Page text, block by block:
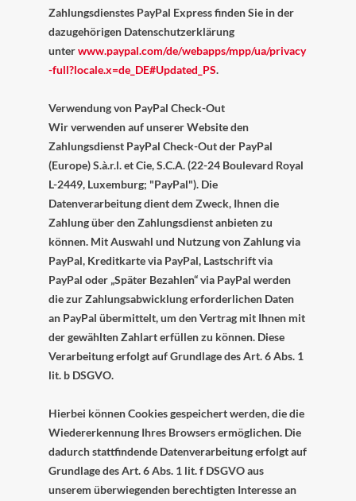
Zahlungsdienstes PayPal Express finden Sie in der
dazugehörigen Datenschutzerklärung
unterwww.paypal.com/de/webapps/mpp/ua/privacy
-full?locale.x=de_DE#Updated_PS.
Verwendung von PayPal Check-Out
Wir verwenden auf unserer Website den
Zahlungsdienst PayPal Check-Out der PayPal
(Europe) S.à.r.l. et Cie, S.C.A. (22-24 Boulevard Royal
L-2449, Luxemburg; "PayPal"). Die
Datenverarbeitung dient dem Zweck, Ihnen die
Zahlung über den Zahlungsdienst anbieten zu
können. Mit Auswahl und Nutzung von Zahlung via
PayPal, Kreditkarte via PayPal, Lastschrift via
PayPal oder „Später Bezahlen“ via PayPal werden
die zur Zahlungsabwicklung erforderlichen Daten
an PayPal übermittelt, um den Vertrag mit Ihnen mit
der gewählten Zahlart erfüllen zu können. Diese
Verarbeitung erfolgt auf Grundlage des Art. 6 Abs. 1
lit. b DSGVO.
Hierbei können Cookies gespeichert werden, die die
Wiedererkennung Ihres Browsers ermöglichen. Die
dadurch stattfindende Datenverarbeitung erfolgt auf
Grundlage des Art. 6 Abs. 1 lit. f DSGVO aus
unserem überwiegenden berechtigten Interesse an